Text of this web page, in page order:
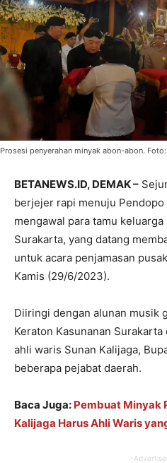
Prosesi penyerahan minyak abon-abon.
BETANEWS.ID, DEMAK –
berjejer rapi menuju
mengawal para tamu keluarga
Surakarta, yang datang
untuk acara penjamasan
Kamis (29/6/2023).
Diiringi dengan alunan musik
Keraton Kasunanan
ahli waris Sunan Kalijaga,
beberapa pejabat daerah.
Baca Juga: Pembuat Minyak
Kalijaga Harus Ahli Waris
-